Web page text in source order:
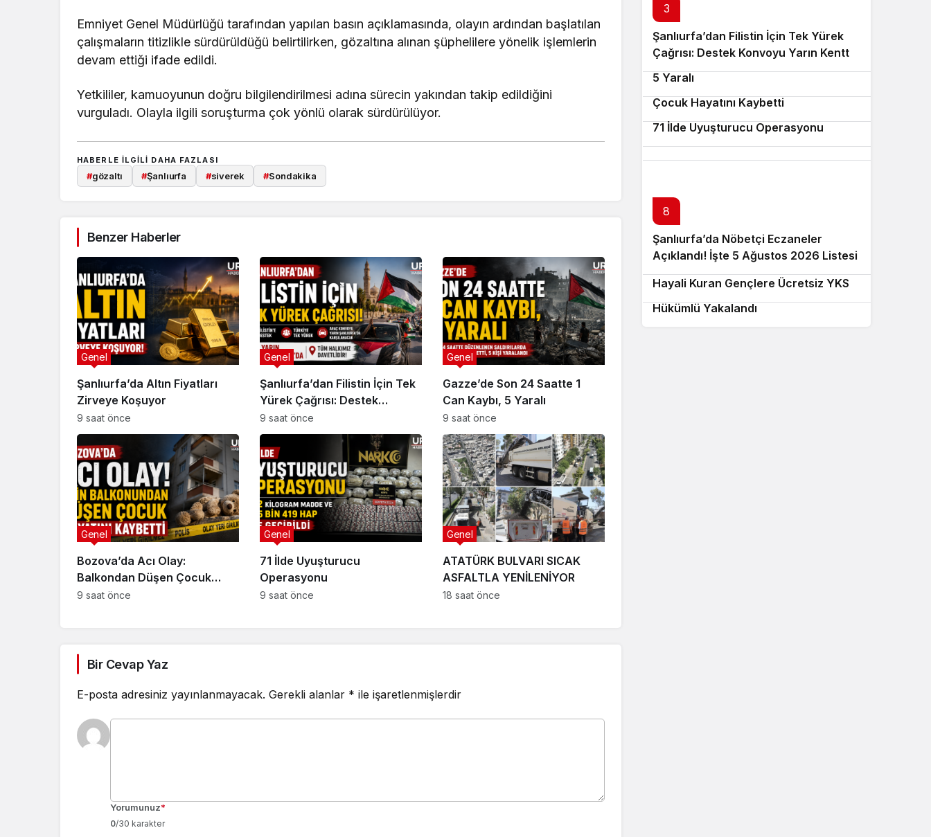
Emniyet Genel Müdürlüğü tarafından yapılan basın açıklamasında, olayın ardından başlatılan
çalışmaların titizlikle sürdürüldüğü belirtilirken, gözaltına alınan şüphelilere yönelik işlemlerin
devam ettiği ifade edildi.
Yetkililer, kamuoyunun doğru bilgilendirilmesi adına sürecin yakından takip edildiğini
vurguladı. Olayla ilgili soruşturma çok yönlü olarak sürdürülüyor.
HABERLE ILGILI DAHA FAZLASI
#gözaltı #Şanlıurfa #siverek #Sondakika
Benzer Haberler
Şanlıurfa’da Altın Fiyatları
Zirveye Koşuyor
Genel
9 saat önce
Şanlıurfa’dan Filistin İçin Tek
Yürek Çağrısı: Destek
Konvoyu Yarın Kentte
Karşılanacak
Genel
9 saat önce
Gazze’de Son 24 Saatte 1
Can Kaybı, 5 Yaralı
Genel
9 saat önce
Bozova’da Acı Olay:
Balkondan Düşen Çocuk
Hayatını Kaybetti
Genel
9 saat önce
71 İlde Uyuşturucu
Operasyonu
Genel
9 saat önce
ATATÜRK BULVARI SICAK
ASFALTLA YENİLENİYOR
Genel
18 saat önce
Bir Cevap Yaz
E-posta adresiniz yayınlanmayacak. Gerekli alanlar * ile işaretlenmişlerdir
Yorumunuz*
0/30 karakter
3
Şanlıurfa’dan Filistin İçin Tek Yürek
Çağrısı: Destek Konvoyu Yarın Kentte
Karşılanacak
4
Gazze’de Son 24 Saatte 1 Can Kaybı,
5 Yaralı
5
Bozova’da Acı Olay: Balkondan Düşen
Çocuk Hayatını Kaybetti
6
71 İlde Uyuşturucu Operasyonu
7
HALİLİYE’DEN BESYO VE PMYO
HAZIRLIK DESTEĞİ
8
Şanlıurfa’da Nöbetçi Eczaneler
Açıklandı! İşte 5 Ağustos 2026 Listesi
9
Harran Belediyesi’nden Üniversite
Hayali Kuran Gençlere Ücretsiz YKS
Tercih Danışmanlığı
10
Bozova’da 6 Yıl Hapis Cezası Bulunan
Hükümlü Yakalandı